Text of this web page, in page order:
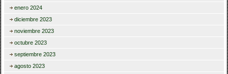
enero 2024
diciembre 2023
noviembre 2023
octubre 2023
septiembre 2023
agosto 2023